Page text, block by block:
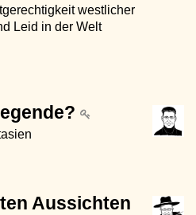
westlicher
Leid in der Welt
Aussichten